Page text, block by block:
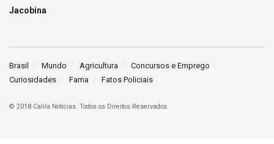
Jacobina
Brasil Mundo Agricultura
Concursos e Emprego
Curiosidades
Fama Fatos Policiais
© 2018 Calila Notícias. Todos os Direitos Reservados.